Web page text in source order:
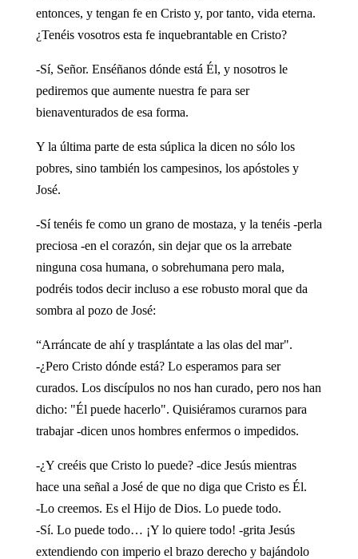
entonces, y tengan fe en Cristo y, por tanto, vida eterna.
¿Tenéis vosotros esta fe inquebrantable en Cristo?
-Sí, Señor. Enséñanos dónde está Él, y nosotros le
pediremos que aumente nuestra fe para ser
bienaventurados de esa forma.
Y la última parte de esta súplica la dicen no sólo los
pobres, sino también los campesinos, los apóstoles y
José.
-Sí tenéis fe como un grano de mostaza, y la tenéis -perla
preciosa -en el corazón, sin dejar que os la arrebate
ninguna cosa humana, o sobrehumana pero mala,
podréis todos decir incluso a ese robusto moral que da
sombra al pozo de José:
“Arráncate de ahí y trasplántate a las olas del mar".
-¿Pero Cristo dónde está? Lo esperamos para ser
curados. Los discípulos no nos han curado, pero nos han
dicho: "Él puede hacerlo". Quisiéramos curarnos para
trabajar -dicen unos hombres enfermos o impedidos.
-¿Y creéis que Cristo lo puede? -dice Jesús mientras
hace una señal a José de que no diga que Cristo es Él.
-Lo creemos. Es el Hijo de Dios. Lo puede todo.
-Sí. Lo puede todo… ¡Y lo quiere todo! -grita Jesús
extendiendo con imperio el brazo derecho y bajándolo